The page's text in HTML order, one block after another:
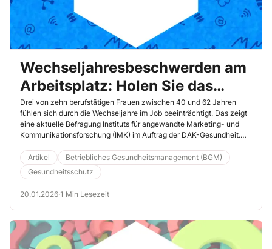
Wechseljahresbeschwerden am
Arbeitsplatz: Holen Sie das
Thema aus der Tabuzone!
Drei von zehn berufstätigen Frauen zwischen 40 und 62 Jahren
fühlen sich durch die Wechseljahre im Job beeinträchtigt. Das zeigt
eine aktuelle Befragung Instituts für angewandte Marketing- und
Kommunikationsforschung (IMK) im Auftrag der DAK-Gesundheit.
stark, jede Sechste fürchtet Nachteile am Arbeitsplatz. 48 %
sprechen ungern mit dem Arbeitgeber darüber. Höchste Zeit,
Unterstützung anzubieten.
Artikel
Betriebliches Gesundheitsmanagement (BGM)
Gesundheitsschutz
20.01.2026·1 Min Lesezeit